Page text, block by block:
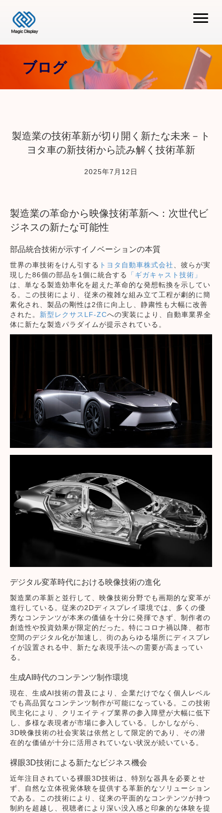
ブログ
製造業の技術革新が切り開く新たな未来－ト
ヨタ車の新技術から読み解く技術革新
2025年7月12日
製造業の革命から映像技術革新へ：次世代ビ
ジネスの新たな可能性
部品統合技術が示すイノベーションの本質
世界の車技術をけん引する トヨタ自動車株式会社
、彼らが実
現した86個の部品を1個に統合する
「ギガキャスト技術」
は、単なる製造効率化を超えた革命的な発想転換を示してい
る。この技術により、従来の複雑な組み立て工程が劇的に簡
素化され、製品の剛性は2倍に向上し、静粛性も大幅に改善
された。 新型レクサスLF-ZCへの実装により、自動車業界全
体に新たな製造パラダイムが提示されている。
デジタル変革時代における映像技術の進化
製造業の革新と並行して、映像技術分野でも画期的な変革が
進行している。従来の2Dディスプレイ環境では、多くの優
秀なコンテンツが本来の価値を十分に発揮できず、制作者の
創造性や投資効果が限定的だった。特にコロナ禍以降、都市
空間のデジタル化が加速し、街のあらゆる場所にディスプレ
イが設置される中、新たな表現手法への需要が高まってい
る。
生成AI時代のコンテンツ制作環境
現在、生成AI技術の普及により、企業だけでなく個人レベル
でも高品質なコンテンツ制作が可能になっている。この技術
民主化により、クリエイティブ業界の参入障壁が大幅に低下
し、多様な表現者が市場に参入している。しかしながら、
3D映像技術の社会実装は依然として限定的であり、その潜
在的な価値が十分に活用されていない状況が続いている。
裸眼3D技術による新たなビジネス機会
近年注目されている裸眼3D技術は、特別な器具を必要とせ
ず、自然な立体視覚体験を提供する革新的なソリューション
である。この技術により、従来の平面的なコンテンツが持つ
制約を超越し、視聴者により深い没入感と印象的な体験を提